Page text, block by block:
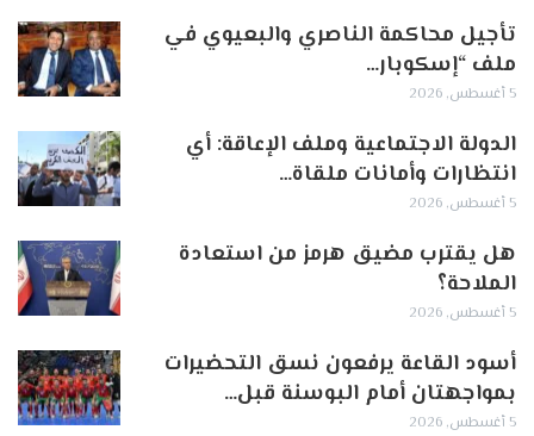
تأجيل محاكمة الناصري والبعيوي في
ملف “إسكوبار…
5 أغسطس, 2026
الدولة الاجتماعية وملف الإعاقة: أي
انتظارات وأمانات ملقاة…
5 أغسطس, 2026
هل يقترب مضيق هرمز من استعادة
الملاحة؟
5 أغسطس, 2026
أسود القاعة يرفعون نسق التحضيرات
بمواجهتان أمام البوسنة قبل…
5 أغسطس, 2026